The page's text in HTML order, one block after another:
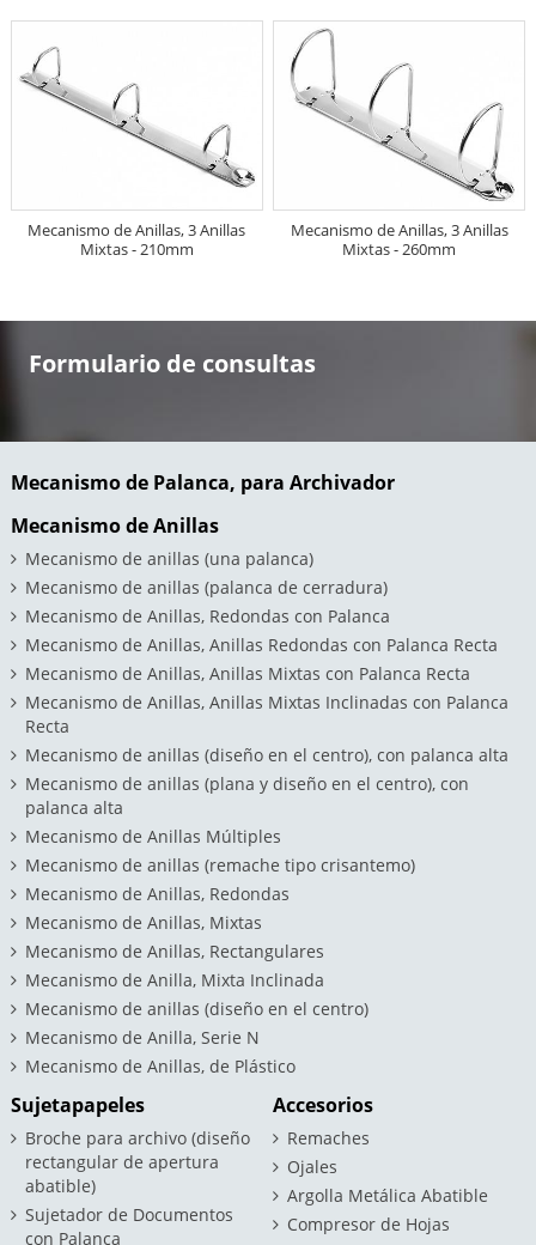
Mecanismo de Anillas, 3 Anillas
Mixtas - 210mm
Mecanismo de Anillas, 3 Anillas
Mixtas - 260mm
Formulario de consultas
Mecanismo de Palanca, para Archivador
Mecanismo de Anillas
Mecanismo de anillas (una palanca)
Mecanismo de anillas (palanca de cerradura)
Mecanismo de Anillas, Redondas con Palanca
Mecanismo de Anillas, Anillas Redondas con Palanca Recta
Mecanismo de Anillas, Anillas Mixtas con Palanca Recta
Mecanismo de Anillas, Anillas Mixtas Inclinadas con Palanca
Recta
Mecanismo de anillas (diseño en el centro), con palanca alta
Mecanismo de anillas (plana y diseño en el centro), con
palanca alta
Mecanismo de Anillas Múltiples
Mecanismo de anillas (remache tipo crisantemo)
Mecanismo de Anillas, Redondas
Mecanismo de Anillas, Mixtas
Mecanismo de Anillas, Rectangulares
Mecanismo de Anilla, Mixta Inclinada
Mecanismo de anillas (diseño en el centro)
Mecanismo de Anilla, Serie N
Mecanismo de Anillas, de Plástico
Sujetapapeles
Broche para archivo (diseño
rectangular de apertura
abatible)
Sujetador de Documentos
con Palanca
Accesorios
Remaches
Ojales
Argolla Metálica Abatible
Compresor de Hojas